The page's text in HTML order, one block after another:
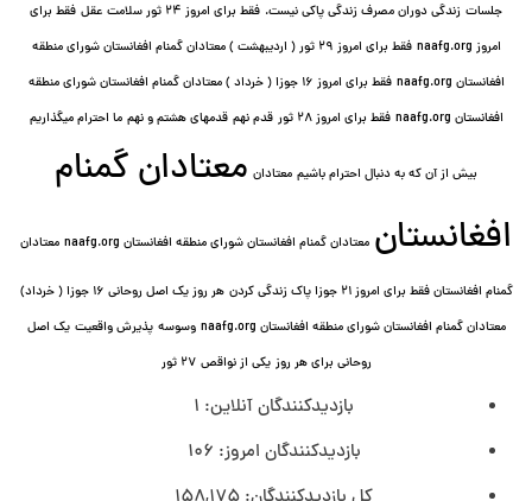
جلسات زندگی دوران مصرف زندگی پاکی نیست. فقط برای امروز 24 ثور سلامت عقل
فقط برای
امروز naafg.org
فقط برای امروز ٢٩ ثور ( اردیبهشت ) معتادان گمنام افغانستان شورای منطقه
افغانستان naafg.org
فقط برای امروز ۱۶ جوزا ( خرداد ) معتادان گمنام افغانستان شورای منطقه
افغانستان naafg.org
فقط برای امروز ۲۸ ثور قدم نهم قدمهای هشتم و نهم ما احترام میگذاریم
بیش از آن که به دنبال احترام باشیم معتادان معتادان گمنام
افغانستان معتادان گمنام افغانستان شورای منطقه افغانستان naafg.org معتادان
گمنام افغانستان فقط برای امروز ۲۱ جوزا پاک زندگی کردن
هر روز یک اصل روحانی ۱۶ جوزا ( خرداد)
معتادان گمنام افغانستان شورای منطقه افغانستان naafg.org
وسوسه پذيرش واقعیت یک اصل
روحانی برای هر روز یکی از نواقص ۲۷ ثور
بازدیدکنندگان آنلاین: 1
بازدیدکنندگان امروز: 106